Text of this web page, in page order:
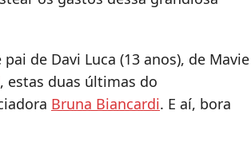
de Davi Luca (13 anos), de Mavie
, estas duas últimas do
Bruna Biancardi. E aí, bora